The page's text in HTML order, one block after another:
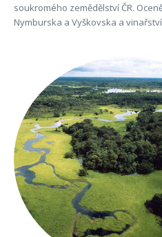
soukromého zemědělství ČR.
Nymburska a Vyškovska a